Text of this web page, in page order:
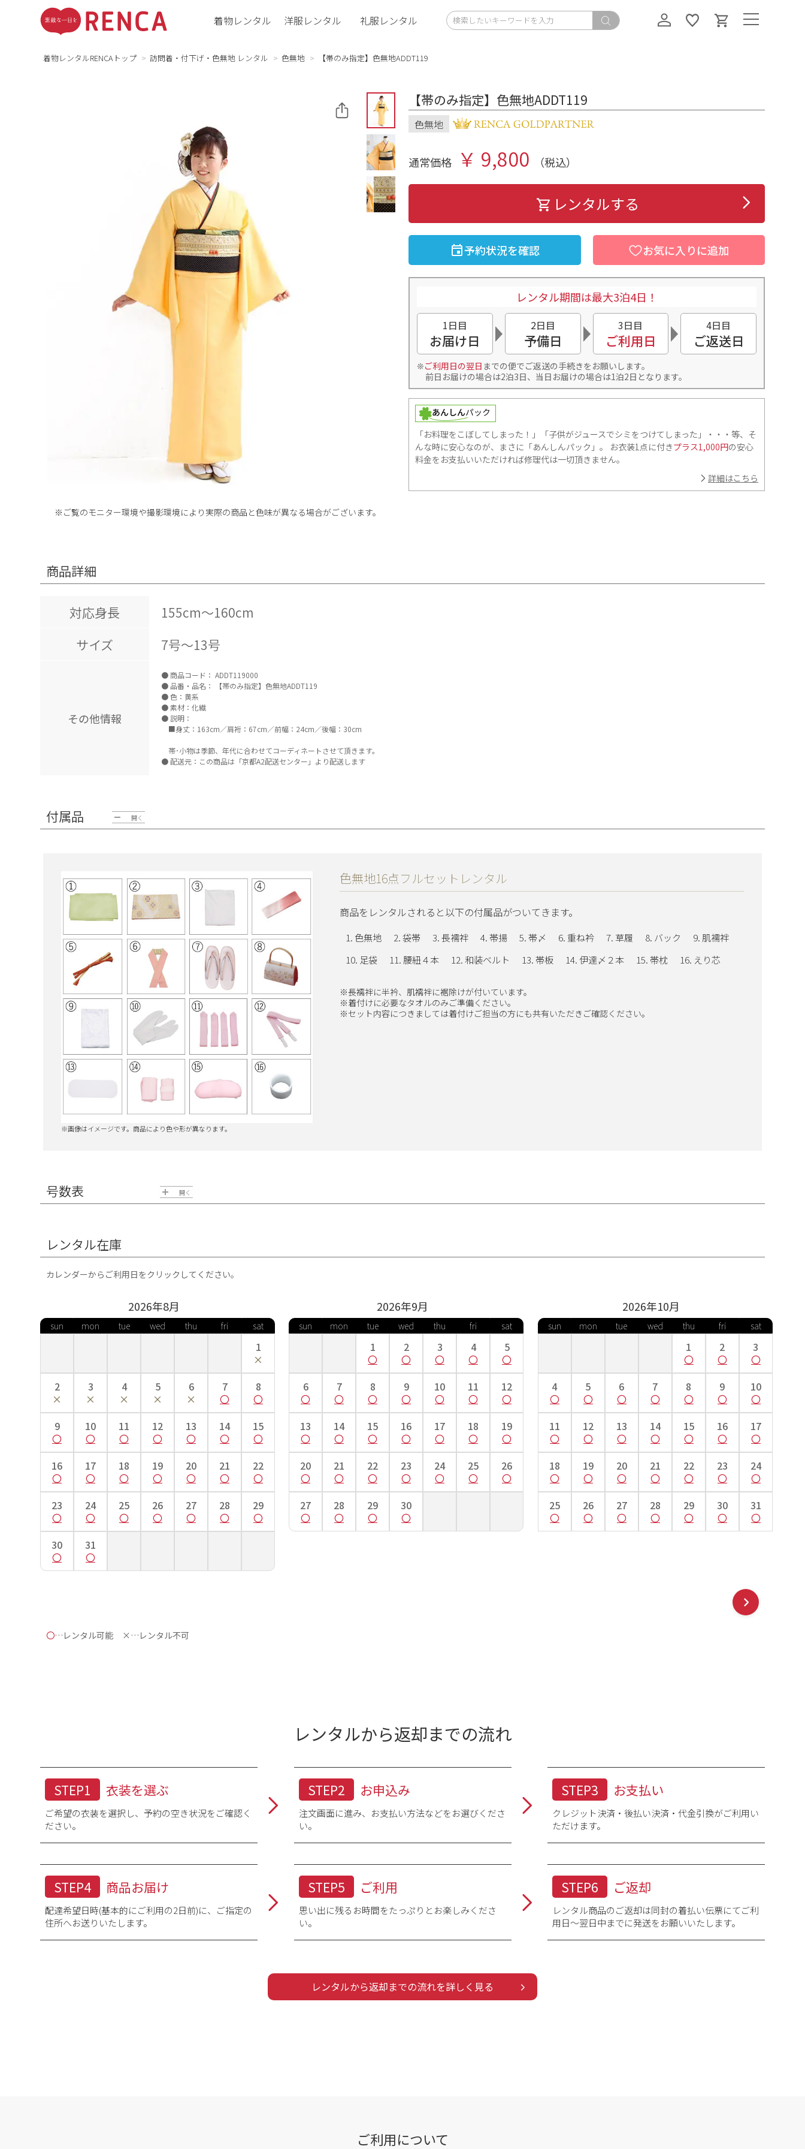
着物レンタル 洋服レンタル 礼服レンタル
着物レンタルRENCAトップ 訪問着・付下げ・色無地 レンタル 色無地 【帯のみ指定】色無地ADDT119
※ご覧のモニター環境や撮影環境により実際の商品と色味が異なる場合がございます。
【帯のみ指定】色無地ADDT119
色無地
通常価格 ￥ 9,800 （税込）
レンタルする
予約状況を確認 お気に入りに追加
レンタル期間は最大3泊4日！
1日目
お届け日
2日目
予備日
3日目
ご利用日
4日目
ご返送日
ご利用日の翌日 までの便でご返送の手続きをお願いします。
前日お届けの場合は2泊3日、当日お届けの場合は1泊2日となります。
「お料理をこぼしてしまった！」「子供がジュースでシミをつけてしまった」・・・等、そ
んな時に安心なのが、まさに「あんしんパック」。 お衣装1点に付きプラス1,000円の安心
料金をお支払いいただければ修理代は一切頂きません。
詳細はこちら
商品詳細
対応身長
155cm～160cm
サイズ
7号～13号
その他情報
商品コード： ADDT119000
品番・品名：
【帯のみ指定】色無地ADDT119
色：黄系
素材：化繊
説明：
■身丈：163cm／肩裄：67cm／前幅：24cm／後幅：30cm
帯･小物は季節、年代に合わせてコーディネートさせて頂きます。
配送元：この商品は「京都A2配送センター」より配送します
付属品 開く
色無地16点フルセットレンタル
※画像はイメージです。商品により色や形が異なります。
商品をレンタルされると以下の付属品がついてきます。
色無地 袋帯 長襦袢 帯揚 帯〆 重ね衿 草履 バック
肌襦袢
足袋
腰紐４本 和装ベルト 帯板 伊達〆２本 帯枕 えり芯
※長襦袢に半衿、肌襦袢に裾除けが付いています。
※着付けに必要なタオルのみご準備ください。
※セット内容につきましては着付けご担当の方にも共有いただきご確認ください。
号数表 開く
号数の確認方法
バスト・ウエスト・ヒップの中で一番ふくよかな部分をお測りいただき、以下の表より号数の確認をお願いします。
5号 7号 9号 11号 13号 15号 17号 19号 21号 23号 25号 27号
～92cm ～100cm ～106cm ～124cm
※号数に合わせて着物のサイズが変わることは無く、各商品ページの商品詳細欄にて明記されているサイズの着物をお届けさせていただいております。（商品詳細記載の対応身長と号数サイズ間でのフリーサイズとお考えください）
※着付け師様と事前にサイズのご確認を頂く事をおすすめ致します。
着物の部分名称
女性の場合、着物の身丈はご自分の身長と同じくらいの長さがちょうど良い長さとされていますが、レンタル商品では身丈が長めになる場合が多いので、おは
しょりで調節しましょう。
肩裄
手を斜め45度位にして、首のつけ根から肩へかけて一度測り、そこを起点に手のくるぶしまでを測ります。 洋服とは測り方が違うので肩裄の長さが異なりま
レンタル在庫
カレンダーからご利用日をクリックしてください。
2026年8月
sun mon tue wed thu fri sat
1
2 3 4 5 6 7 8
9 10 11 12 13 14 15
16 17 18 19 20 21 22
23 24 25 26 27 28 29
30 31
2026年9月
sun mon tue wed thu fri sat
1 2 3 4 5
6 7 8 9 10 11 12
13 14 15 16 17 18 19
20 21 22 23 24 25 26
27 28 29 30
2026年10月
sun mon tue wed thu fri sat
1 2 3
4 5 6 7 8 9 10
11 12 13 14 15 16 17
18 19 20 21 22 23 24
25 26 27 28 29 30 31
〇…レンタル可能 ×…レンタル不可
レンタルから返却までの流れ
STEP1 衣装を選ぶ
ご希望の衣装を選択し、予約の空き状況をご確認く
ださい。
STEP2 お申込み
注文画面に進み、お支払い方法などをお選びくださ
い。
STEP3 お支払い
クレジット決済・後払い決済・代金引換がご利用い
ただけます。
STEP4 商品お届け
配達希望日時(基本的にご利用の2日前)に、ご指定の
住所へお送りいたします。
STEP5 ご利用
思い出に残るお時間をたっぷりとお楽しみくださ
い。
STEP6 ご返却
レンタル商品のご返却は同封の着払い伝票にてご利
用日～翌日中までに発送をお願いいたします。
レンタルから返却までの流れを詳しく見る
ご利用について